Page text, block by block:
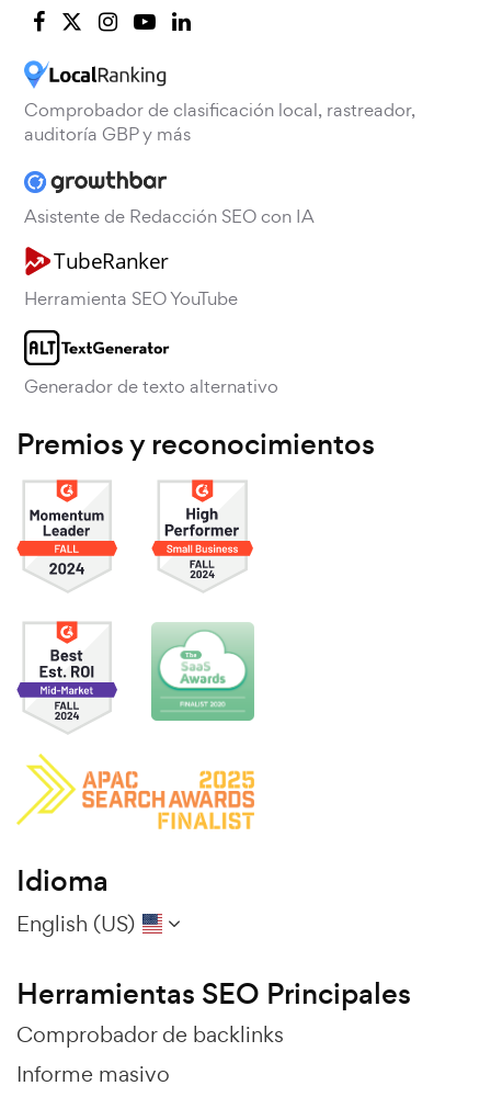
Comprobador de clasificación local, rastreador,
auditoría GBP y más
Asistente de Redacción SEO con IA
Herramienta SEO YouTube
Generador de texto alternativo
Premios y reconocimientos
Idioma
English (US)
Herramientas SEO Principales
Comprobador de backlinks
Informe masivo